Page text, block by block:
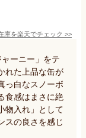
庫を楽天でチェック >>
ーニー」をテ
れた上品な缶が
っ白なスノーボ
食感はまさに絶
物入れ」として
スの良さを感じ